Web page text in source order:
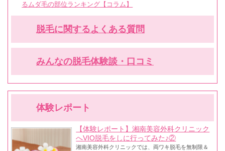
るムダ毛の部位ランキング【コラム】
脱毛に関するよくある質問
みんなの脱毛体験談・口コミ
体験レポート
【体験レポート】湘南美容外科クリニック
へVIO脱毛をしに行ってみた♪②
湘南美容外科クリニックでは、両ワキ脱毛を無制限＆